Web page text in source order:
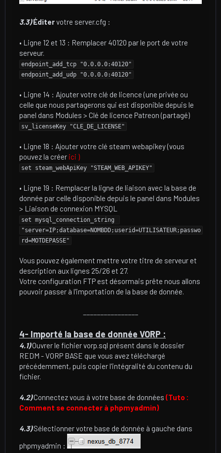
3.3) Éditervotre server.cfg :
• Ligne 12 et 13 : Remplacer 40120 par le port de votre
serveur.
endpoint_add_tcp "0.0.0.0:40120"
endpoint_add_udp "0.0.0.0:40120"
• Ligne 14 : Ajouter votre clé de licence (une privée ou
celle que nous partagerons qui est disponible depuis le
panel dans Modules > Clé de licence Patreon (partagé)
sv_licenseKey "CLE_DE_LICENSE"
• Ligne 18 : Ajouter votre clé steam webapikey (vous
pouvez la créer ici )
set steam_webApiKey "STEAM_WEB_APIKEY"
• Ligne 19 : Remplacer la ligne de liaison avec la base de
donnée par celle disponible depuis le panel dans Modules
> Liaison de connexion MYSQL
set mysql_connection_string
"server=IP;database=NOMBDD;userid=UTILISATEUR;passwo
rd=MOTDEPASSE"
Vous pouvez également mettre votre titre de serveur et
description aux lignes 25/26 et 27.
Votre configuration FTP est désormais prête nous allons
pouvoir passer à l'importation de la base de donnée.
4- Importé la base de donnée VORP :
4.1)Ouvrer le fichier vorp.sql présent dans le dossier
REDM - VORP BASE que vous avez téléchargé
précédemment, puis copier l'intégralité du contenu du
fichier.
4.2)Connectez vous à votre base de données (Tuto :
Comment se connecter à phpmyadmin)
4.3)Sélectionner votre base de donnée à gauche dans
phpmyadmin :